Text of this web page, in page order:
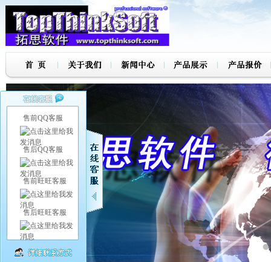
售前QQ客服
售后QQ客服
售前旺旺客服
售后旺旺客服